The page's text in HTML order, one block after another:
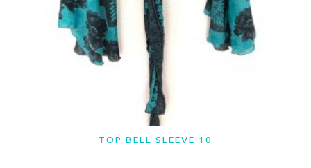
LER MAIS
TOP BELL SLEEVE 10